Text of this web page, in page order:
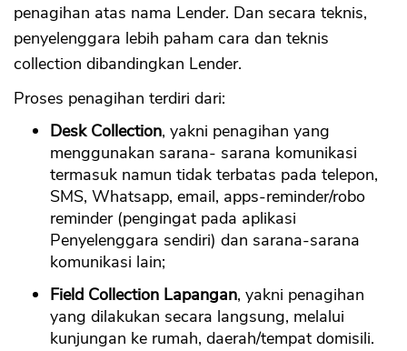
penagihan atas nama Lender. Dan secara teknis,
penyelenggara lebih paham cara dan teknis
collection dibandingkan Lender.
Proses penagihan terdiri dari:
Desk Collection, yakni penagihan yang
menggunakan sarana- sarana komunikasi
termasuk namun tidak terbatas pada telepon,
SMS, Whatsapp, email, apps-reminder/robo
reminder (pengingat pada aplikasi
Penyelenggara sendiri) dan sarana-sarana
komunikasi lain;
Field Collection Lapangan, yakni penagihan
yang dilakukan secara langsung, melalui
kunjungan ke rumah, daerah/tempat domisili.